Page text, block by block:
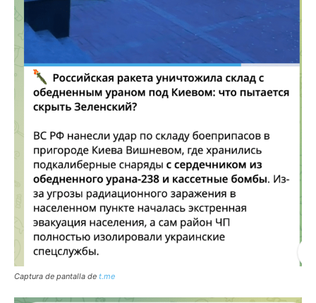
Captura de pantalla de t.me